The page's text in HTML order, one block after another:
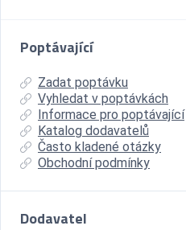
Poptávající
Zadat poptávku
Vyhledat v poptávkách
Informace pro poptávající
Katalog dodavatelů
Často kladené otázky
Obchodní podmínky
Dodavatel